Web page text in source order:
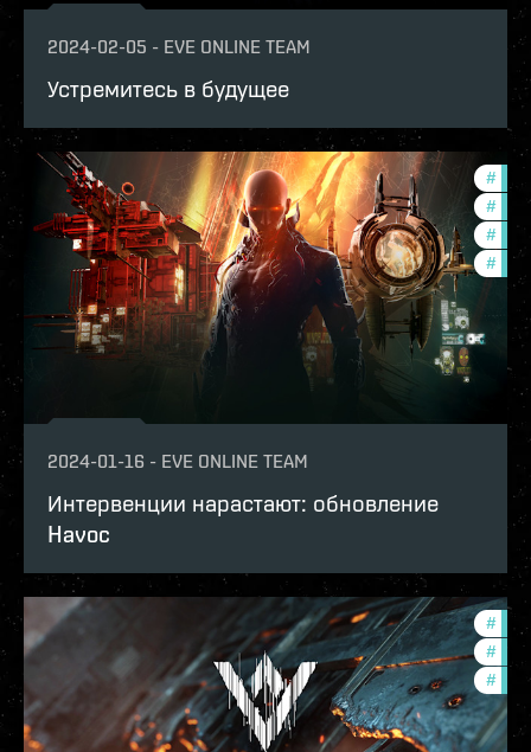
2024-02-05 - EVE ONLINE TEAM
Устремитесь в будущее
#
#
#
#
2024-01-16 - EVE ONLINE TEAM
Интервенции нарастают: обновление
Havoc
#
#
#